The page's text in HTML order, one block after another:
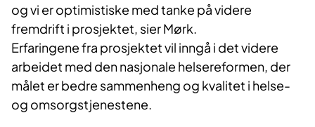
og vi er optimistiske med tanke på videre
fremdrift i prosjektet, sier Mørk.
Erfaringene fra prosjektet vil inngå i det videre
arbeidet med den nasjonale helsereformen, der
målet er bedre sammenheng og kvalitet i helse-
og omsorgstjenestene.